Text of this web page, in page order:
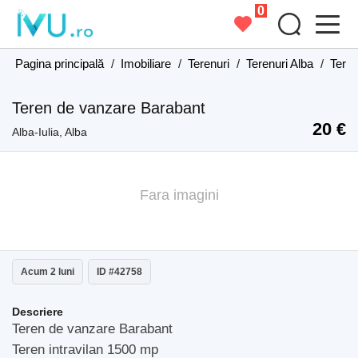
0
Pagina principală / Imobiliare / Terenuri / Terenuri Alba /
Teren de vanzare Barabant
Alba-Iulia, Alba 20 €
Fara imagini
Acum 2 luni ID #42758
Descriere
Teren de vanzare Barabant
Teren intravilan 1500 mp